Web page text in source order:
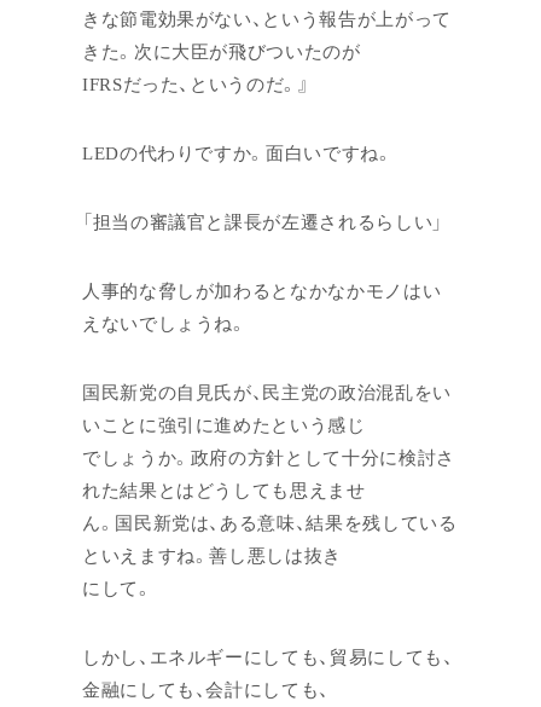
きな節電効果がない、という報告が上がって
きた。次に大臣が飛びついたのが
IFRSだった、というのだ。』
LEDの代わりですか。面白いですね。
「担当の審議官と課長が左遷されるらしい」
人事的な脅しが加わるとなかなかモノはい
えないでしょうね。
国民新党の自見氏が、民主党の政治混乱をい
いことに強引に進めたという感じ
でしょうか。政府の方針として十分に検討さ
れた結果とはどうしても思えませ
ん。国民新党は、ある意味、結果を残している
といえますね。善し悪しは抜き
にして。
しかし、エネルギーにしても、貿易にしても、
金融にしても、会計にしても、